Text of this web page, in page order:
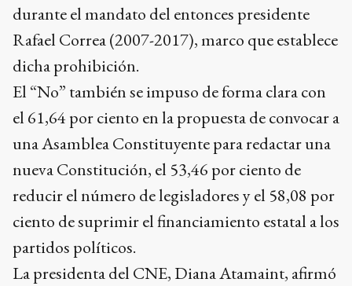
durante el mandato del entonces presidente
Rafael Correa (2007-2017), marco que establece
dicha prohibición.
El “No” también se impuso de forma clara con
el 61,64 por ciento en la propuesta de convocar a
una Asamblea Constituyente para redactar una
nueva Constitución, el 53,46 por ciento de
reducir el número de legisladores y el 58,08 por
ciento de suprimir el financiamiento estatal a los
partidos políticos.
La presidenta del CNE, Diana Atamaint, afirmó